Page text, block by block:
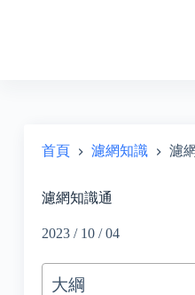
首頁 濾網知識 濾
濾網知識通
2023 / 10 / 04
大綱